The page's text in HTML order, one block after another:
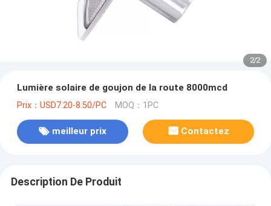
2/2
Lumière solaire de goujon de la route 8000mcd
Prix：USD7.20-8.50/PC MOQ：1PC
meilleur prix Contactez
Description De Produit